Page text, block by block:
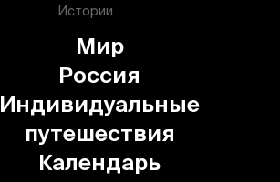
Истории
Мир
Россия
Индивидуальные
путешествия
Календарь